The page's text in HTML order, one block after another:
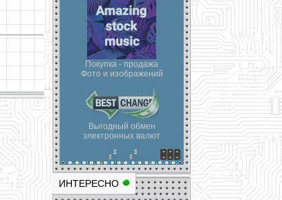
Покупка - продажа
Фото и изображений
Выгодный обмен
электронных валют
ИНТЕРЕСНО